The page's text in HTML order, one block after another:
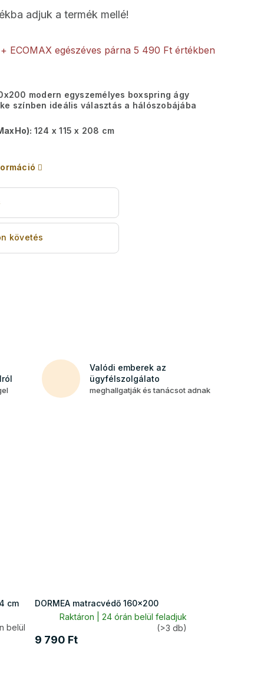
adjuk a termék mellé!
+ ECOMAX egészéves párna 5 490 Ft értékben
modern egyszemélyes boxspring ágy
színben ideális választás a hálószobájába
124 x 115 x 208 cm
követés
Valódi emberek az
ügyfélszolgálato
meghallgatják és tanácsot adnak
cm
belül
DORMEA matracvédő 160x200
Raktáron | 24 órán belül feladjuk
(>3 db)
9 790 Ft